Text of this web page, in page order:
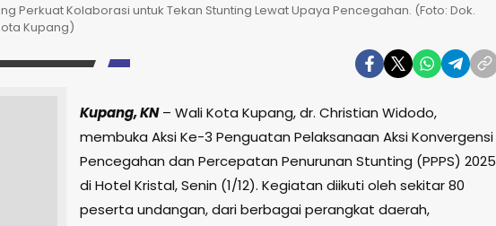
Perkuat Kolaborasi untuk Tekan Stunting Lewat Upaya Pencegahan. (Foto: Dok.
Kupang)
Kupang, KN– Wali Kota Kupang, dr. Christian Widodo,
membuka Aksi Ke-3 Penguatan Pelaksanaan Aksi Konvergensi
Pencegahan dan Percepatan Penurunan Stunting (PPPS) 2025
di Hotel Kristal, Senin (1/12). Kegiatan diikuti oleh sekitar 80
peserta undangan, dari berbagai perangkat daerah,